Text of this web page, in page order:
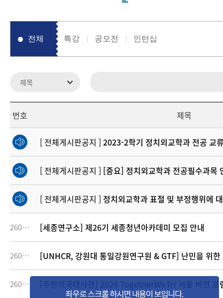
전체 특강 공모전 인턴십
번호 제목
[ 전체게시판공지 ] 2023-2학기 정치외교학과 전공 교류 교
[ 전체게시판공지 ] [중요] 정치외교학과 전공필수과목
[ 전체게시판공지 ] 정치외교학과 표절 및 부정행위에
260655 [세종연구소] 제26기 세종청년아카데미 모집 안내
260164 [UNHCR, 강원대 통일강원연구원 & GTF] 난민을 위
260031 [주한미국대사관] 2026 TogetherWeTri 서울 비전 포